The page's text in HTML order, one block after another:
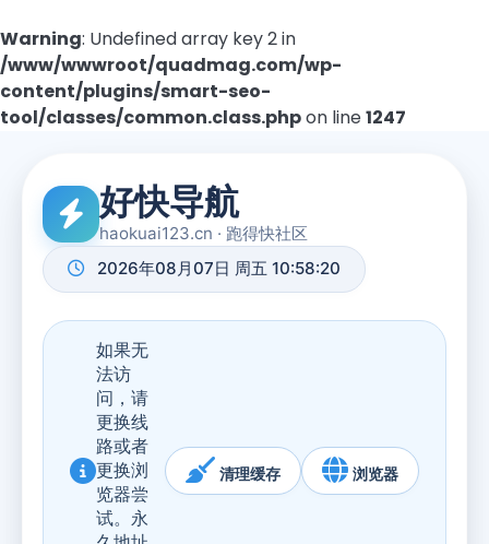
Warning: Undefined array key 2 in
/www/wwwroot/quadmag.com/wp-
content/plugins/smart-seo-
tool/classes/common.class.phpon line1247